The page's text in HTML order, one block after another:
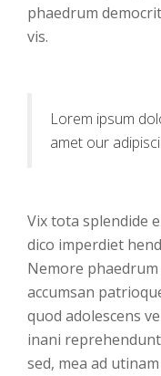
phaedrum
vis.
Lorem ipsum
amet our
Vix tota splendide
dico imperdiet
Nemore
accumsan
quod adolescens
inani
sed, mea ad